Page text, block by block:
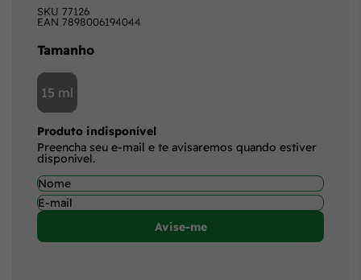
SKU 77126
EAN 7898006194044
Tamanho
15 ml
Produto indisponível
Preencha seu e-mail e te avisaremos quando estiver
disponível.
Avise-me